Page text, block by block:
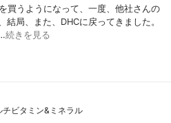
買うようになって、一度、他社さんの
局、また、DHCに戻ってきました。
続きを見る
ビタミン&ミネラル